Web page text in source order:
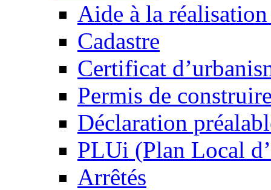
Aide à la réalisation
Cadastre
Certificat
Permis de
Déclaration
PLUi (Plan Local
Arrêtés